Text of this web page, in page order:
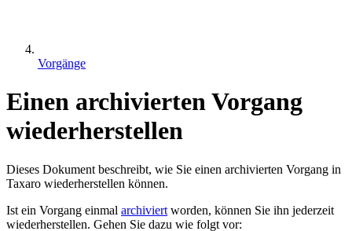
Vorgänge
Einen archivierten Vorgang
wiederherstellen
Dieses Dokument beschreibt, wie Sie einen archivierten Vorgang in
Taxaro wiederherstellen können.
Ist ein Vorgang einmal archiviert worden, können Sie ihn jederzeit
wiederherstellen. Gehen Sie dazu wie folgt vor: